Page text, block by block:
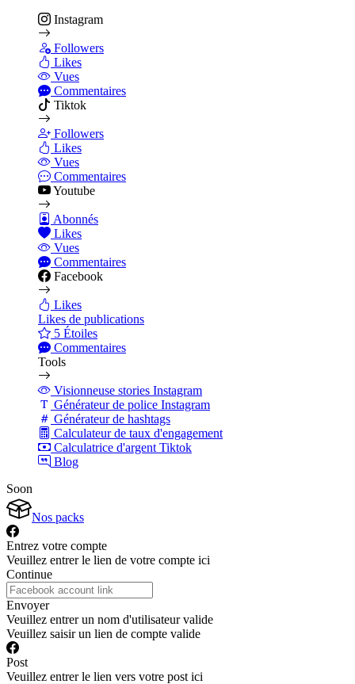
Instagram
Followers
Likes
Vues
Commentaires
Tiktok
Followers
Likes
Vues
Commentaires
Youtube
Abonnés
Likes
Vues
Commentaires
Facebook
Likes
Likes de publications
5 Étoiles
Commentaires
Tools
Visionneuse stories Instagram
Générateur de police Instagram
Générateur de hashtags
Calculateur de taux d'engagement
Calculatrice d'argent Tiktok
Blog
Soon
Nos packs
Entrez votre compte
Veuillez entrer le lien de votre compte ici
Continue
Envoyer
Veuillez entrer un nom d'utilisateur valide
Veuillez saisir un lien de compte valide
Post
Veuillez entrer le lien vers votre post ici